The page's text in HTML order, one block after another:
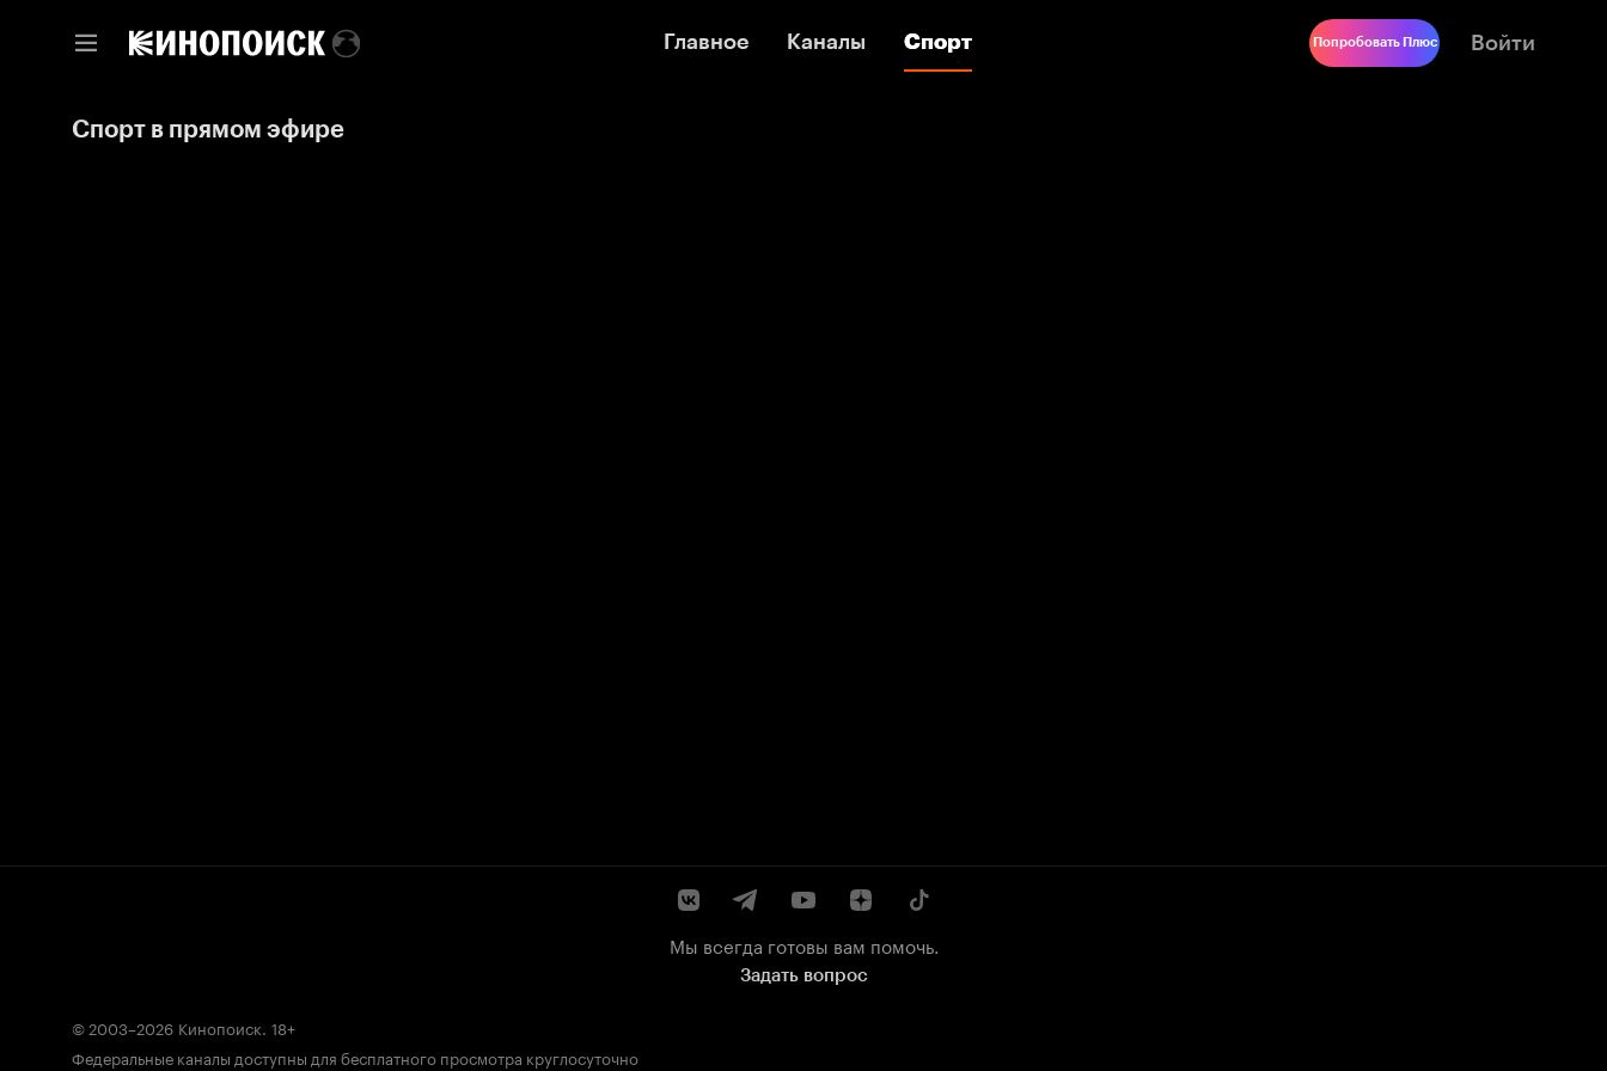
Главное Каналы Спорт
Главное Каналы Спорт Попробовать Плюс Войти
Спорт в прямом эфире
Мы всегда готовы вам помочь.
Задать вопрос
© 2003–2026 Кинопоиск. 18+
Федеральные каналы доступны для бесплатного просмотра круглосуточно